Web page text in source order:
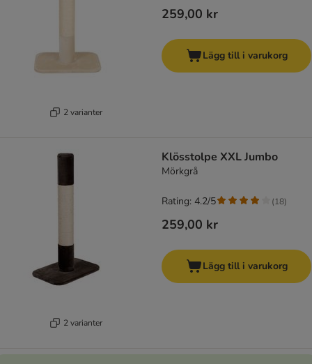
2 varianter
259,00 kr
Lägg till i varukorg
2 varianter
Klösstolpe XXL Jumbo
Mörkgrå
259,00 kr
Rating: 4.2/5 (18)
Lägg till i varukorg